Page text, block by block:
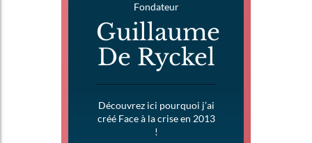
Fondateur
Guillaume
De Ryckel
Découvrez ici pourquoi j’ai
créé Face à la crise en 2013
!